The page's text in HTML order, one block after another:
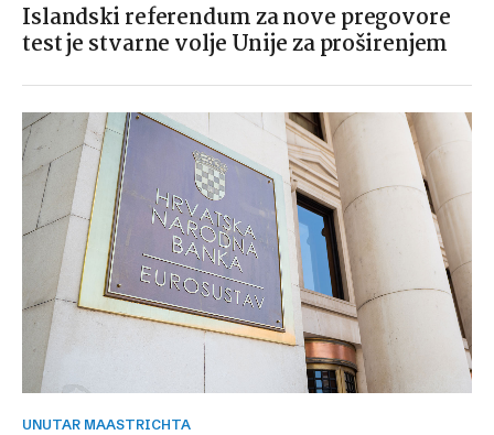
Islandski referendum za nove pregovore
test je stvarne volje Unije za proširenjem
UNUTAR MAASTRICHTA